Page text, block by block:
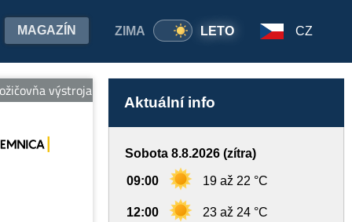
ZIMA LETO
MAGAZÍN CZ
výstroja v Relax centre: 0917 815 259. Pri zapožičaní
Aktuální info
Sobota 8.8.2026 (zítra)
09:00 19 až 22 °C
12:00 23 až 24 °C